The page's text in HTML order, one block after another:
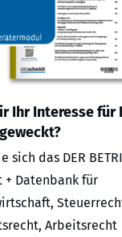
Ihr Interesse für
geweckt?
sich das DER
+ Datenbank für
Arbeitsrecht